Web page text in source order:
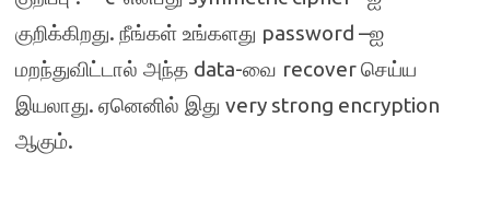
குறிக்கிறது. நீங்கள் உங்களது password –ஐ
மறந்துவிட்டால் அந்த data-வை recoverசெய்ய
இயலாது. ஏனெனில் இது very strong encryption
ஆகும்.